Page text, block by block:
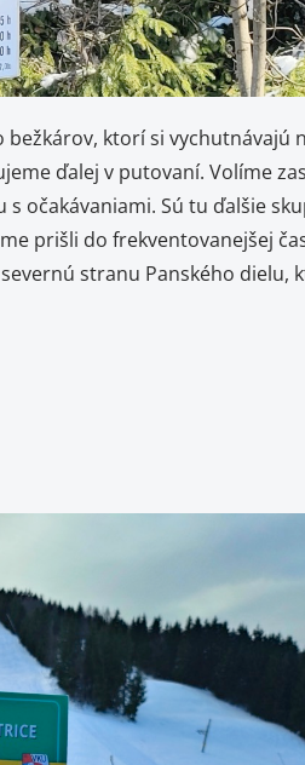
ktorí si vychutnávajú
ďalej v putovaní. Volíme
očakávaniami. Sú tu ďalšie
prišli do frekventovanejšej
stranu Panského dielu,